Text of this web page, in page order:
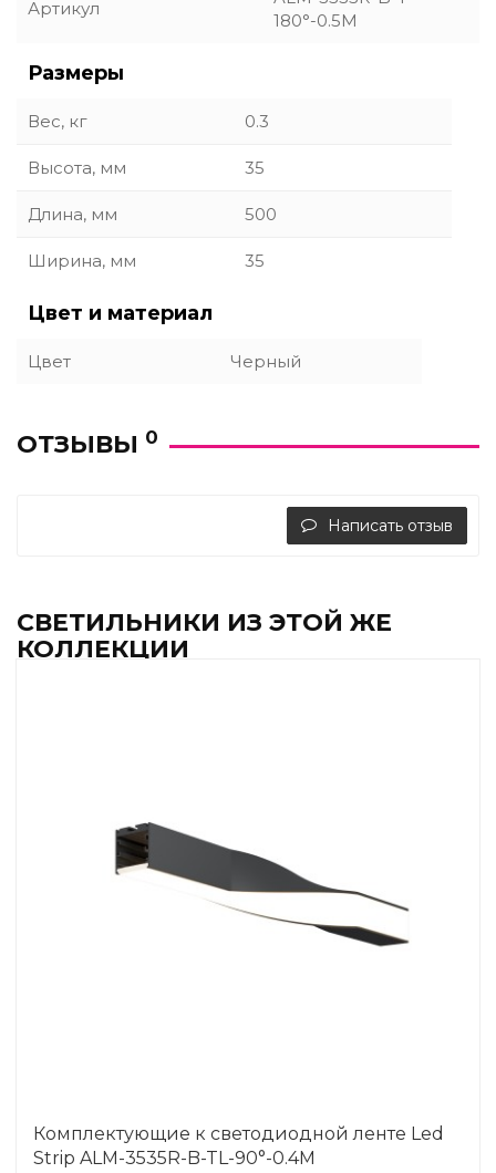
Артикул
180°-0.5M
Размеры
Вес, кг 0.3
Высота, мм 35
Длина, мм 500
Ширина, мм 35
Цвет и материал
Цвет Черный
ОТЗЫВЫ 0
Написать отзыв
СВЕТИЛЬНИКИ ИЗ ЭТОЙ ЖЕ
КОЛЛЕКЦИИ
Комплектующие к светодиодной ленте Led
Strip ALM-3535R-B-TL-90°-0.4M